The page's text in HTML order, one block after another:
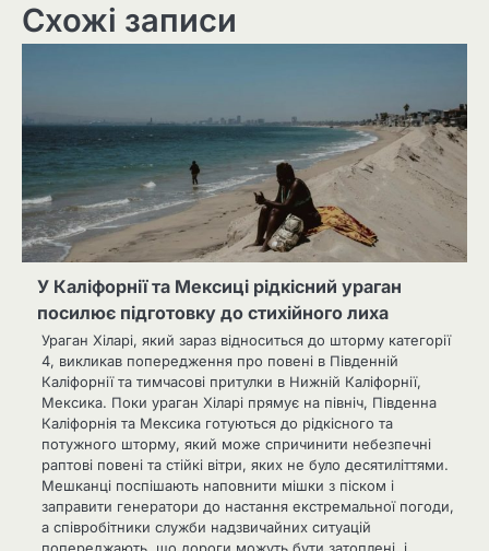
Схожі записи
У Каліфорнії та Мексиці рідкісний ураган
посилює підготовку до стихійного лиха
Ураган Хіларі, який зараз відноситься до шторму категорії
4, викликав попередження про повені в Південній
Каліфорнії та тимчасові притулки в Нижній Каліфорнії,
Мексика. Поки ураган Хіларі прямує на північ, Південна
Каліфорнія та Мексика готуються до рідкісного та
потужного шторму, який може спричинити небезпечні
раптові повені та стійкі вітри, яких не було десятиліттями.
Мешканці поспішають наповнити мішки з піском і
заправити генератори до настання екстремальної погоди,
а співробітники служби надзвичайних ситуацій